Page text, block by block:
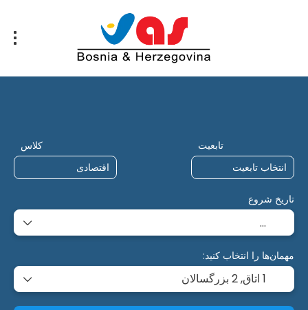
تابعیت کلاس
تاریخ شروع
مهمان‌ها را انتخاب کنید:
1 اتاق, 2 بزرگسالان